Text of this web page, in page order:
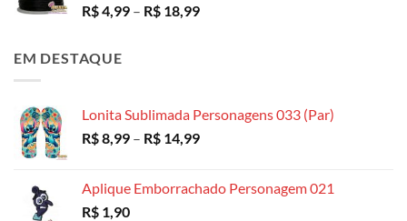
R$4,99 – R$ 18,99Faixa
EM DESTAQUE
Lonita Sublimada Personagens 033 (Par)
R$8,99 – R$ 14,99Faixa
R$ 8,99
Aplique Emborrachado Personagem 021
R$ 1,90